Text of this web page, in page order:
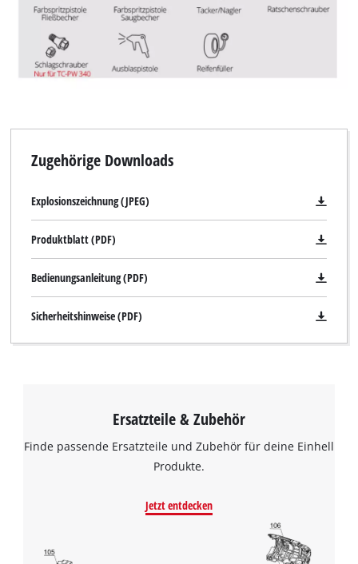
Zugehörige Downloads
Explosionszeichnung (JPEG)
Produktblatt (PDF)
Bedienungsanleitung (PDF)
Sicherheitshinweise (PDF)
Ersatzteile & Zubehör
Finde passende Ersatzteile und Zubehör für deine Einhell
Produkte.
Jetzt entdecken